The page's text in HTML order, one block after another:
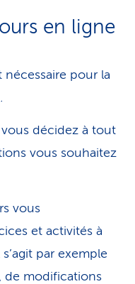
en ligne
nécessaire pour la
décidez à tout
vous souhaitez
vous
et activités à
par exemple
de modifications